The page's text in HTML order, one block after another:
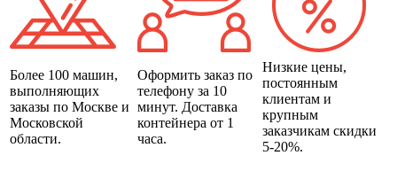
Более 100 машин,
выполняющих
заказы по Москве и
Московской
области.
Оформить заказ по
телефону за 10
минут. Доставка
контейнера от 1
часа.
Низкие цены,
постоянным
клиентам и
крупным
заказчикам скидки
5-20%.